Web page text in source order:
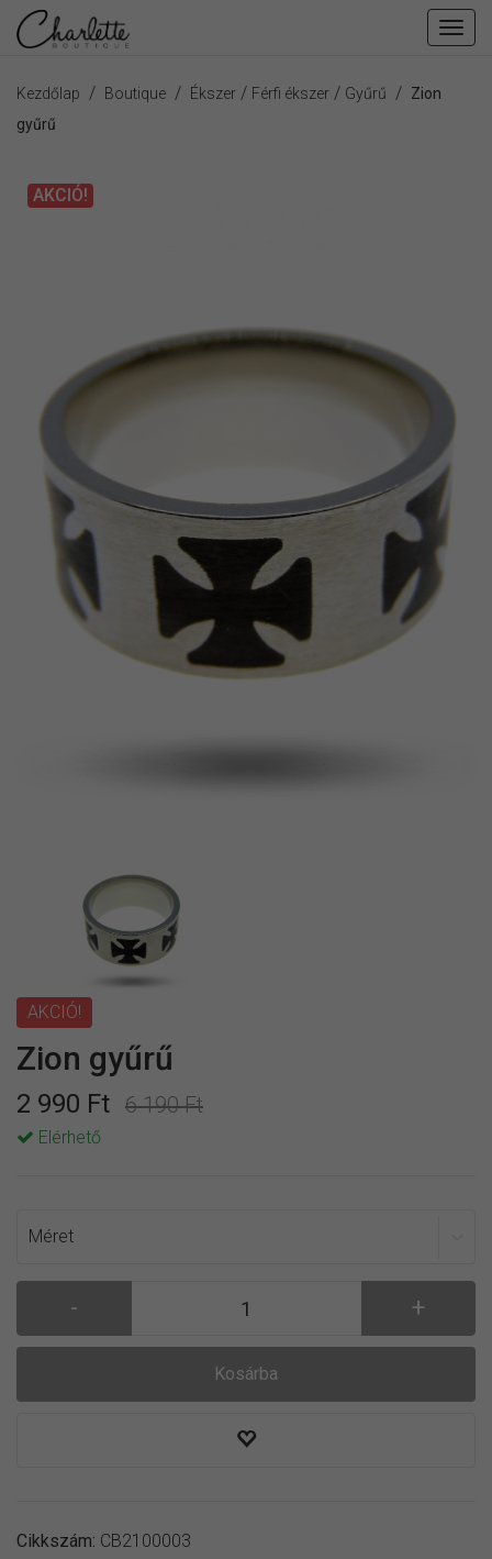
Kezdőlap / Boutique / Ékszer / Férfi ékszer / Gyűrű / Zion
gyűrű
AKCIÓ!
AKCIÓ!
Zion gyűrű
2 990 Ft 6 190 Ft
Elérhető
Kosárba
Cikkszám: CB2100003